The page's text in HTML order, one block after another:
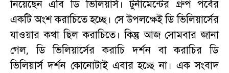
নিয়েছেন এবি ডি ভিলিয়ার্স। টুর্নামেন্টের গ্রুপ পর্বের
একটি অংশ করাচিতে হচ্ছে। সে উপলক্ষেই ডি ভিলিয়ার্সের
যাওয়ার কথা ছিল করাচিতে। কিন্তু আজ সোমবার জানা
গেল, ডি ভিলিয়ার্সের করাচি দর্শন বা করাচির ডি
ভিলিয়ার্স দর্শন কোনোটাই এবার হচ্ছে না। এক সংবাদ